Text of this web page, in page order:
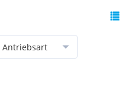
Antriebsart